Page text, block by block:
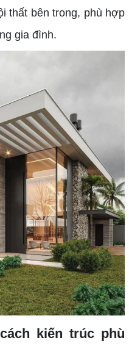
thất bên trong, phù hợp
gia đình.
kiến trúc phù